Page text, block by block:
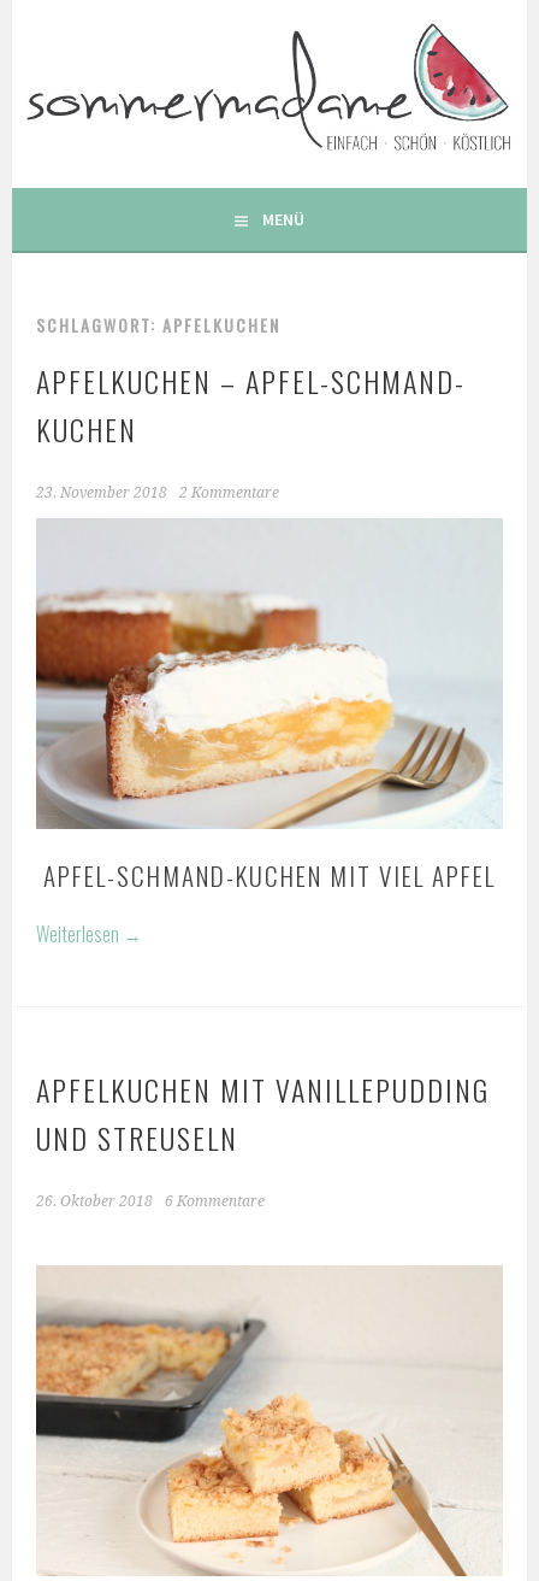
FOODBLOG – GESUNDE LECKERE EINFACHE BUNTE UND
BESONDERE REZEPTE
MENÜ
SCHLAGWORT: APFELKUCHEN
APFELKUCHEN – APFEL-SCHMAND-
KUCHEN
23. November 2018 2 Kommentare
APFEL-SCHMAND-KUCHEN MIT VIEL APFEL
Weiterlesen →
APFELKUCHEN MIT VANILLEPUDDING
UND STREUSELN
26. Oktober 2018 6 Kommentare